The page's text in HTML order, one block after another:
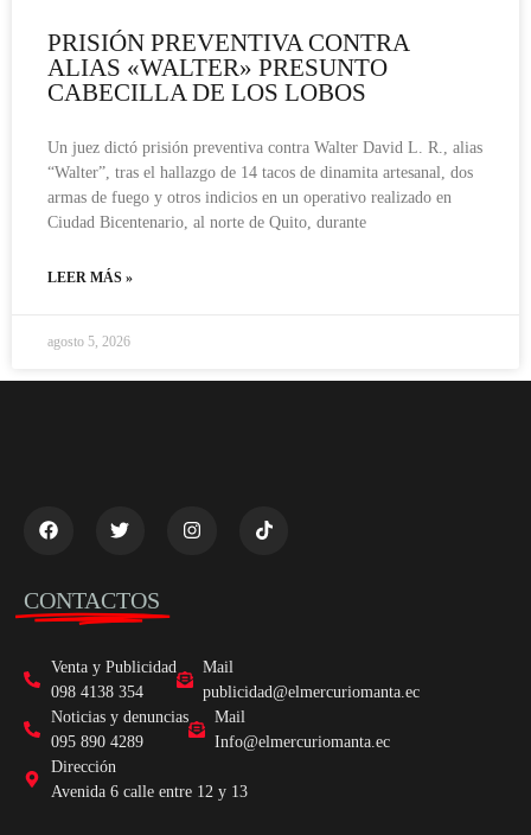
PRISIÓN PREVENTIVA CONTRA
ALIAS «WALTER» PRESUNTO
CABECILLA DE LOS LOBOS
Un juez dictó prisión preventiva contra Walter David L. R., alias
“Walter”, tras el hallazgo de 14 tacos de dinamita artesanal, dos
armas de fuego y otros indicios en un operativo realizado en
Ciudad Bicentenario, al norte de Quito, durante
LEER MÁS »
agosto 5, 2026
CONTACTOS
Venta y Publicidad
098 4138 354
Mail
publicidad@elmercuriomanta.ec
Noticias y denuncias
095 890 4289
Mail
Info@elmercuriomanta.ec
Dirección
Avenida 6 calle entre 12 y 13